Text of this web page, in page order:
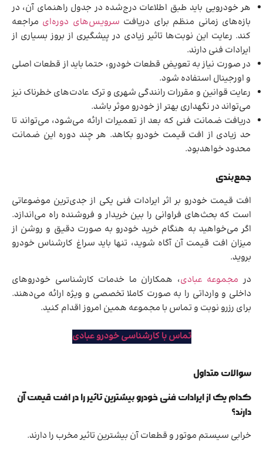
هر خودرویی باید طبق اطلاعات درج‌شده در جدول راهنمای آن، در
بازه‌های زمانی منظم برای دریافت سرویس‌های دوره‌ای مراجعه
کند. رعایت این نوبت‌ها تاثیر زیادی در پیشگیری از بروز بسیاری از
ایرادات فنی دارند.
در صورت نیاز به تعویض قطعات خودرو، حتما باید از قطعات اصلی
و اورجینال استفاده شود.
رعایت قوانین و مقررات رانندگی شهری و ترک عادت‌های خطرناک نیز
می‌تواند در نگهداری بهتر از خودرو موثر باشد.
دریافت ضمانت فنی که بعد از تعمیرات ارائه می‌شود، می‌تواند تا
حد زیادی از افت قیمت خودرو بکاهد. هر چند دوره این ضمانت
محدود خواهدبود.
جمع‌بندی
افت قیمت خودرو بر اثر ایرادات فنی یکی از جدی‌ترین موضوعاتی
است که بحث‌های فراوانی را بین خریدار و فروشنده راه می‌اندازد.
اگر می‌خواهید به هنگام خرید خودرو به صورت دقیق و روشن از
میزان افت قیمت آن آگاه شوید، تنها باید سراغ کارشناس خودرو
بروید.
در مجموعه عبادی، همکاران ما خدمات کارشناسی خودروهای
داخلی و وارداتی را به صورت کاملا تخصصی و ویژه ارائه می‌دهند.
برای رزرو نوبت و تماس با مجموعه همین امروز اقدام کنید.
تماس با کارشناسی خودرو عبادی
سوالات متداول
کدام یک از ایرادات فنی خودرو بیشترین تاثیر را در افت قیمت آن
دارند؟
خرابی سیستم موتور و قطعات آن بیشترین تاثیر مخرب را دارند.